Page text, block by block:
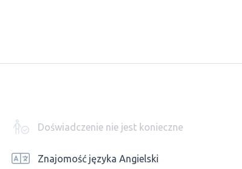
Doświadczenie nie jest konieczne
Znajomość języka Angielski